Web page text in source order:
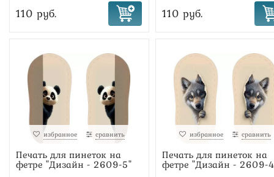
110 руб. 110 руб.
избранное сравнить
Печать для пинеток на
фетре "Дизайн - 2609-5"
избранное сравнить
Печать для пинеток на
фетре "Дизайн - 2609-